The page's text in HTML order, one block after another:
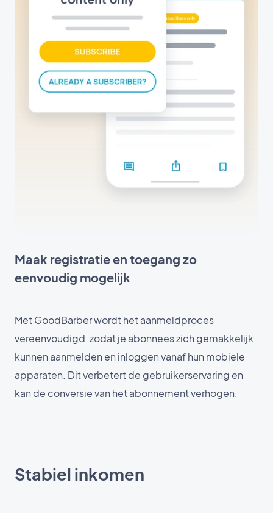
Maak registratie en toegang zo
eenvoudig mogelijk
Met GoodBarber wordt het aanmeldproces
vereenvoudigd, zodat je abonnees zich gemakkelijk
kunnen aanmelden en inloggen vanaf hun mobiele
apparaten. Dit verbetert de gebruikerservaring en
kan de conversie van het abonnement verhogen.
Stabiel inkomen